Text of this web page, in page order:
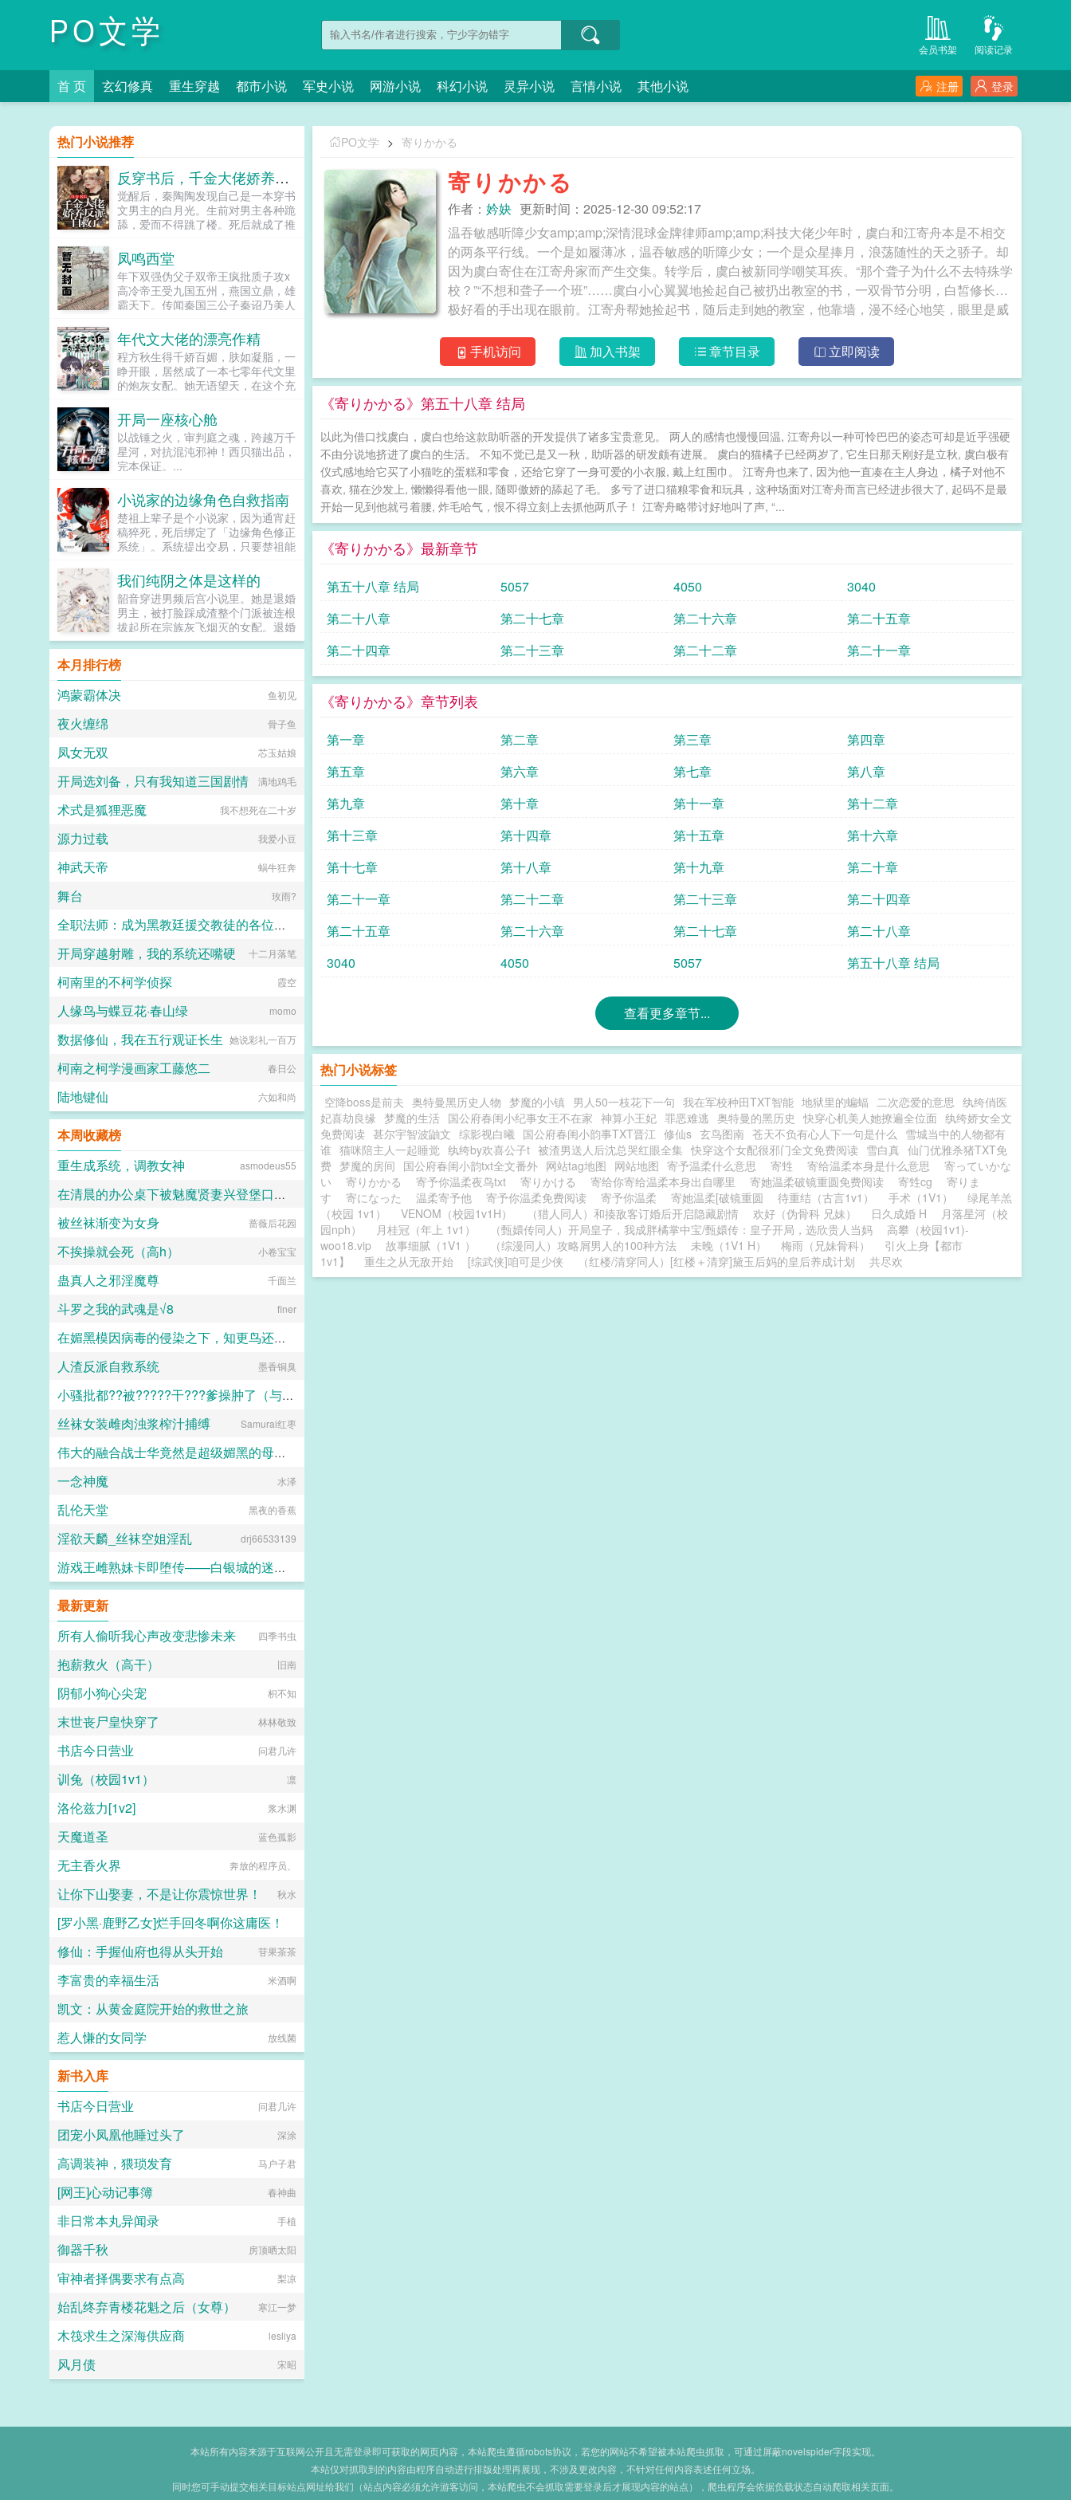
PO文学 阅读记录
会员书架
首 页 玄幻修真 重生穿越 都市小说 军史小说 网游小说 科幻小说 灵异小说 言情小说 其他小说 登录
注册
PO文学 > 寄りかかる
寄りかかる
作者： 妗妜 更新时间：2025-12-30 09:52:17
温吞敏感听障少女amp;amp;深情混球金牌律师amp;amp;科技大佬少年时，虞白和江寄舟本是不相交
的两条平行线。一个是如履薄冰，温吞敏感的听障少女；一个是众星捧月，浪荡随性的天之骄子。却
因为虞白寄住在江寄舟家而产生交集。转学后，虞白被新同学嘲笑耳疾。“那个聋子为什么不去特殊学
校？”“不想和聋子一个班”……虞白小心翼翼地捡起自己被扔出教室的书，一双骨节分明，白皙修长的
极好看的手出现在眼前。江寄舟帮她捡起书，随后走到她的教室，他靠墙，漫不经心地笑，眼里是威
里瑀瑀独行时出现的星星，明亮遥远。虞白悄悄把他记挂在心上，只敢偷偷喜欢。 寄她温柔[破镜重
圆]
手机访问 加入书架 章节目录 立即阅读
《寄りかかる》第五十八章 结局
以此为借口找虞白，虞白也给这款助听器的开发提供了诸多宝贵意见。 两人的感情也慢慢回温, 江寄舟以一种可怜巴巴的姿态可却是近乎强硬
不由分说地挤进了虞白的生活。 不知不觉已是又一秋，助听器的研发颇有进展。 虞白的猫橘子已经两岁了, 它生日那天刚好是立秋, 虞白极有
仪式感地给它买了小猫吃的蛋糕和零食，还给它穿了一身可爱的小衣服, 戴上红围巾。 江寄舟也来了, 因为他一直凑在主人身边，橘子对他不
喜欢, 猫在沙发上, 懒懒得看他一眼, 随即傲娇的舔起了毛。 多亏了进口猫粮零食和玩具，这种场面对江寄舟而言已经进步很大了, 起码不是最
开始一见到他就弓着腰, 炸毛哈气，恨不得立刻上去抓他两爪子！ 江寄舟略带讨好地叫了声, “...
《寄りかかる》最新章节
第五十八章 结局 5057 4050
3040
第二十八章
第二十七章 第二十六章
第二十五章
第二十四章
第二十三章 第二十二章 第二十一章
《寄りかかる》章节列表
第一章 第二章 第三章
第四章
第五章
第六章 第七章
第八章
第九章
第十章 第十一章
第十二章
第十三章
第十四章 第十五章
第十六章
第十七章
第十八章 第十九章
第二十章
第二十一章
第二十二章 第二十三章
第二十四章
第二十五章
第二十六章 第二十七章
第二十八章
3040
4050 5057 第五十八章 结局
查看更多章节...
热门小说标签
空降boss是前夫 奥特曼黑历史人物 梦魔的小镇 男人50一枝花下一句 我在军校种田TXT智能 地狱里的蝙蝠 二次恋爱的意思 纨绔俏医
妃喜劫良缘 梦魔的生活 国公府春闺小纪事女王不在家 神算小王妃 罪恶难逃 奥特曼的黑历史 快穿心机美人她撩遍全位面 纨绔娇女全文
免费阅读 甚尔宇智波鼬文 综影视白曦 国公府春闺小韵事TXT晋江 修仙s 玄鸟图南 苍天不负有心人下一句是什么 雪城当中的人物都有
谁 猫咪陪主人一起睡觉 纨绔by欢喜公子t 被渣男送人后沈总哭红眼全集 快穿这个女配很邪门全文免费阅读 雪白真 仙门优雅杀猪TXT免
费 梦魔的房间 国公府春闺小韵txt全文番外 网站tag地图 网站地图 寄予温柔什么意思 寄甡 寄给温柔本身是什么意思
寄っていかな
い
寄りかかる 寄予你温柔夜鸟txt 寄りかける 寄给你寄给温柔本身出自哪里 寄她温柔破镜重圆免费阅读 寄甡cg
寄りま
す
寄になった 温柔寄予他 寄予你温柔免费阅读 寄予你温柔 寄她温柔[破镜重圆 待重结（古言1v1） 手术（1V1）
绿尾羊羔
（校园 1v1）
VENOM（校园1v1H） （猎人同人）和揍敌客订婚后开启隐藏剧情 欢好（伪骨科 兄妹） 日久成婚 H
月落星河（校
园nph）
月桂冠（年上 1v1） （甄嬛传同人）开局皇子，我成胖橘掌中宝/甄嬛传：皇子开局，选欣贵人当妈
高攀（校园1v1)-
woo18.vip
故事细腻（1V1 ） （综漫同人）攻略屑男人的100种方法 未晚（1V1 H） 梅雨（兄妹骨科）
引火上身【都市
1v1】
重生之从无敌开始 [综武侠]咱可是少侠 （红楼/清穿同人）[红楼＋清穿]黛玉后妈的皇后养成计划 共尽欢
热门小说推荐
反穿书后，千金大佬娇养反派自救了
觉醒后，秦陶陶发现自己是一本穿书
文男主的白月光。生前对男主各种跪
舔，爱而不得跳了楼。死后就成了推
尸。秦家大小姐不干了！马上开启
王...
凤鸣西堂
年下双强伪父子双帝王疯批质子攻x
高冷帝王受九国五州，燕国立鼎，雄
霸天下。传闻秦国三公子秦诏乃美人
心，便将他送去燕国作质子。几渡春
秋，万里霜寒。秦诏乖顺，颇得燕王
宠溺，于及冠年放他归去。哪知三个
月后，他竟扫平障碍，弑父即位。自
此后狼子野心，昭然若揭三载风云变
归化为一，却将精兵对准燕国。强破
宫门之日，未杀一名俘虏，未夺半只
鸡犬。燕王端坐，临视睥睨，不怒而
自威。二人对上视线，促狭中带着几
微眯，仍循着旧日称呼，质问声凛
冽，吾儿，如今可要杀了寡人？秦诏
俯身，骤然折膝跪了下去往日隐忍换
作桀骜，锋锐眉眼经年淬炼，越发显
得狠厉，但唇角柔情却化作了一抹
冠霞帔，金银珠玉贯满箱，另有玺印
一枚，权作信礼。儿臣秦诏笑的璀
璨，忽又改了口，朕，是来迎娶您回
家的。前期日常卖惨求宠博取父王怜
爱的质子攻x每天外冷内热宠溺带娃
的后爹受后期装乖假寐豺狼帝王攻x
高冷美强囚凤帝王受食用注意■时代
架春秋平行时期，称呼及势力地图有
私设。双方无任何亲缘关系，质子到
他国后，称国君为父王。■端水互宠
相爱相杀年龄差7岁年下强强身心
（作者广告位3啵啵）■古耽戎马踏
受权臣技能之伺候娇生惯养的公子哥
儿。■古耽照我满怀冰雪忠犬糙汉暗
卫攻x狠戾变态王爷受被王爷一个巴
掌扇爽了。■古耽误我秦楼约高冷闷
骚大将军x骄扬富贵小少爷被老婆倒
东幻众神审判日疯批大佬x高冷之花
遇到一个顶级疯批罪犯。想杀我？试
失眠的霸总，被手段高超的pua心理
治疗师狠狠拿捏。老婆把我的精神病
治成了恋爱脑...
年代文大佬的漂亮作精
程方秋生得千娇百媚，肤如凝脂，一
睁开眼，居然成了一本七零年代文里
的炮灰女配。她无语望天，在这个充
着便宜老公的丰厚工资买买买，顺便
再好好享受宽肩窄腰，冷峻帅气...
开局一座核心舱
以战锤之火，审判庭之魂，跨越万千
星河，对抗混沌邪神！西贝猫出品，
完本保证。...
小说家的边缘角色自救指南
楚祖上辈子是个小说家，因为通宵赶
稿猝死，死后绑定了「边缘角色修正
系统」。系统提出交易，只要楚祖能
色，他就能重获新生。楚祖改人设是
吧？老擅长了！第一本读者A你可以
让反派降智，但你最好不要做梦觉得
读者也会降智，很难懂吗？还是读者
A靠靠靠！早说是大佬的局中局中局
啊！！祖爹！对不起！是我说话太大
声了！！第二本读者B狗塑适可而
止，就算你重复强调五百次他是可爱
狗狗，但我只看到了一只舔狗，还是
不会汪汪叫的那种。还是读者B起猛
了，看到无敌阳光开朗大狗狗了，哪
里能领养，阿祖！我也要养阿祖！！
第三本读者C作者生活这么不如意，
一定要搞这么五毒俱全的角色？写不
出来东西找个班上吧。还是读者
CMD，祖神，我可真该死啊！第四
本第五本第六本楚祖怎么样，虽然演
的一般，但我改得还行吧？系统你知
道什么叫边缘角色吗？人气大爆角色
算什么边缘角色啊！！！TIPS12100
存稿箱吐章节，偶尔抽空改错字2警
惕祖哥感情牌，他是个狠人3wb短不
拉揪，随机掉落祖哥CG4论坛都会标
注发言时间，精确到秒，有用5是想
简单尝试各种题材的产物，专栏预收
有各个题材，收收菜呗w...
我们纯阴之体是这样的
韶音穿进男频后宫小说里。她是退婚
男主，被打脸踩成渣整个门派被连根
拔起所在宗族灰飞烟灭的女配。退婚
有什么大不了的？退婚后，他就是清
清白白的好汉一条，前程光明，未来
无限。但既然他这么记恨N多年后。
龙傲天男主我知道是我配不上你，但
我在你身边鞍前马后了五百年，饭给
抢，你特么能不能看我一眼？...
本月排行榜
鸿蒙霸体决
鱼初见
夜火缠绵 骨子鱼
凤女无双 芯玉姑娘
开局选刘备，只有我知道三国剧情 满地鸡毛
术式是狐狸恶魔 我不想死在二十岁
源力过载 我爱小豆
神武天帝 蜗牛狂奔
舞台 玫雨?
全职法师：成为黑教廷援交教徒的各位婊子
小磊子
开局穿越射雕，我的系统还嘴硬 十二月落笔
柯南里的不柯学侦探 霞空
人缘鸟与蝶豆花·春山绿 momo
数据修仙，我在五行观证长生 她说彩礼一百万
柯南之柯学漫画家工藤悠二 春日公
陆地键仙 六如和尚
本周收藏榜
重生成系统，调教女神
asmodeus55
在清晨的办公桌下被魅魔贤妻兴登堡口交，夜晚在宴会厅角落的鞋交
火锅气候
被丝袜渐变为女身 蔷薇后花园
不挨操就会死（高h） 小卷宝宝
蛊真人之邪淫魔尊 千面兰
斗罗之我的武魂是√8 finer
在媚黑模因病毒的侵染之下，知更鸟还是恶堕成了黑爹的媚黑母猪
人头木321
人渣反派自救系统 墨香铜臭
小骚批都??被?????干???爹操肿了（与狼共枕）
百无禁忌
丝袜女装雌肉浊浆榨汁捕缚 Samurai红枣
伟大的融合战士华竟然是超级媚黑的母猪便器这件事
嘿嘿嘿
一念神魔 水泽
乱伦天堂 黑夜的香蕉
淫欲天麟_丝袜空姐淫乱 drj66533139
游戏王雌熟妹卡即堕传——白银城的迷宫主?拉比丽斯篇
最新更新
所有人偷听我心声改变悲惨未来
四季书虫
抱薪救火（高干） 旧南
阴郁小狗心尖宠 枳不知
末世丧尸皇快穿了 林林敬致
书店今日营业 问君几许
训兔（校园1v1） 凛
洛伦兹力[1v2] 浆水渊
天魔道圣 蓝色孤影
无主香火界 奔放的程序员、
让你下山娶妻，不是让你震惊世界！ 秋水
[罗小黑·鹿野乙女]烂手回冬啊你这庸医！
天之方兮望美人
修仙：手握仙府也得从头开始 苷果茶茶
李富贵的幸福生活 米酒啊
凯文：从黄金庭院开始的救世之旅
无名小作者595
惹人慊的女同学 放线菌
新书入库
书店今日营业
问君几许
团宠小凤凰他睡过头了 深涂
高调装神，猥琐发育 马户子君
[网王]心动记事簿 春神曲
非日常本丸异闻录 手植
御器千秋 房顶晒太阳
审神者择偶要求有点高 梨凉
始乱终弃青楼花魁之后（女尊） 寒江一梦
木筏求生之深海供应商 lesliya
风月债 宋昭
本站所有内容来源于互联网公开且无需登录即可获取的网页内容，本站爬虫遵循robots协议，若您的网站不希望被本站爬虫抓取，可通过屏蔽novelspider字段实现。
本站仅对抓取到的内容由程序自动进行排版处理再展现，不涉及更改内容，不针对任何内容表述任何立场。
同时您可手动提交相关目标站点网址给我们（站点内容必须允许游客访问，本站爬虫不会抓取需要登录后才展现内容的站点），爬虫程序会依据负载状态自动爬取相关页面。